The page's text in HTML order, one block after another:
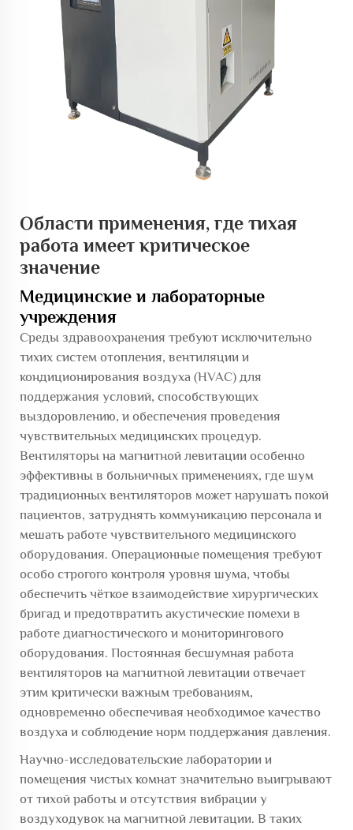
Области применения, где тихая
работа имеет критическое
значение
Медицинские и лабораторные
учреждения
Среды здравоохранения требуют исключительно
тихих систем отопления, вентиляции и
кондиционирования воздуха (HVAC) для
поддержания условий, способствующих
выздоровлению, и обеспечения проведения
чувствительных медицинских процедур.
Вентиляторы на магнитной левитации особенно
эффективны в больничных применениях, где шум
традиционных вентиляторов может нарушать покой
пациентов, затруднять коммуникацию персонала и
мешать работе чувствительного медицинского
оборудования. Операционные помещения требуют
особо строгого контроля уровня шума, чтобы
обеспечить чёткое взаимодействие хирургических
бригад и предотвратить акустические помехи в
работе диагностического и мониторингового
оборудования. Постоянная бесшумная работа
вентиляторов на магнитной левитации отвечает
этим критически важным требованиям,
одновременно обеспечивая необходимое качество
воздуха и соблюдение норм поддержания давления.
Научно-исследовательские лаборатории и
помещения чистых комнат значительно выигрывают
от тихой работы и отсутствия вибрации у
воздуходувок на магнитной левитации. В таких